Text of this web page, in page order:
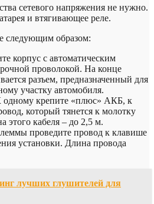
сетевого напряжения не нужно.
и втягивающее реле.
следующим образом:
корпус с автоматическим
проволокой. На конце
разъем, предназначенный для
участку автомобиля.
одному крепите «плюс» АКБ, к
который тянется к молотку
этого кабеля – до 2,5 м.
проведите провод к клавише
установки. Длина провода
лучших глушителей для